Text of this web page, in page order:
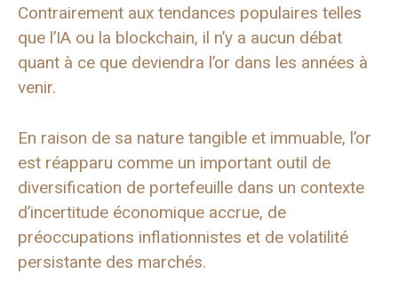
Contrairement aux tendances populaires telles
que l’IA ou la blockchain, il n’y a aucun débat
quant à ce que deviendra l’or dans les années à
venir.
En raison de sa nature tangible et immuable, l’or
est réapparu comme un important outil de
diversification de portefeuille dans un contexte
d’incertitude économique accrue, de
préoccupations inflationnistes et de volatilité
persistante des marchés.